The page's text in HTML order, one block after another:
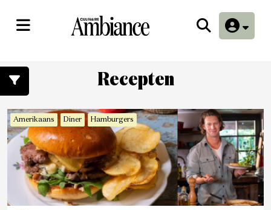
Recepten
Amerikaans Diner Hamburgers